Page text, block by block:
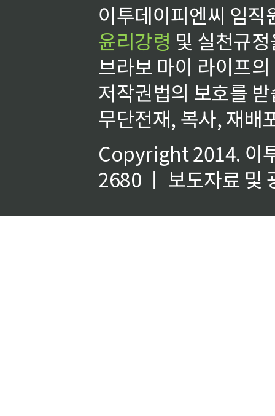
이투데이피엔씨 임
윤리강령 및 실천규
브라보 마이 라이프
저작권법의 보호를
무단전재, 복사, 재배
Copyright 2014. 이
2680 ㅣ 보도자료